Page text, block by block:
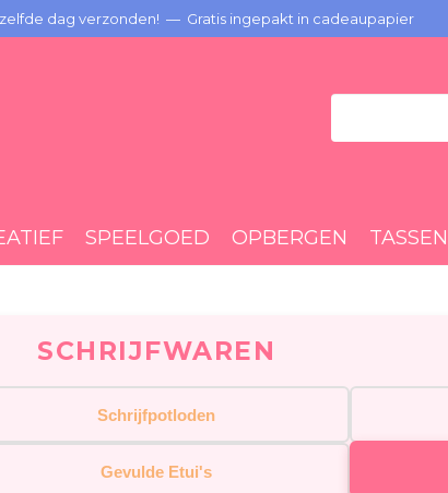
dag verzonden! — Gratis ingepakt in cadeaupapier
SPEELGOED OPBERGEN TASSEN
SCHRIJFWAREN
Schrijfpotloden
Gevulde Etui's